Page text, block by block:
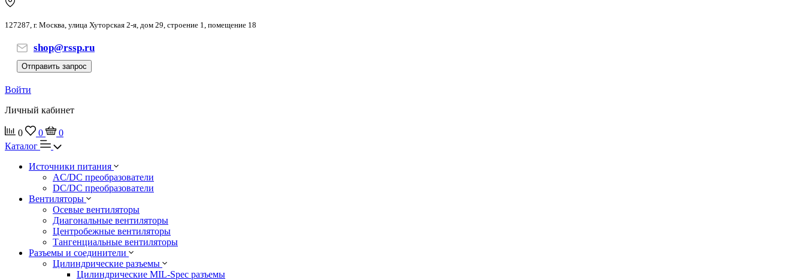
127287, г. Москва, улица Хуторская 2-я, дом 29, строение 1, помещение 18
shop@rssp.ru
Отправить запрос
Войти
Личный кабинет
0 0
0
Каталог
Источники питания
AC/DC преобразователи
DC/DC преобразователи
Вентиляторы
Осевые вентиляторы
Диагональные вентиляторы
Центробежные вентиляторы
Тангенциальные вентиляторы
Разъемы и соединители
Цилиндрические разъемы
Цилиндрические MIL-Spec разъемы